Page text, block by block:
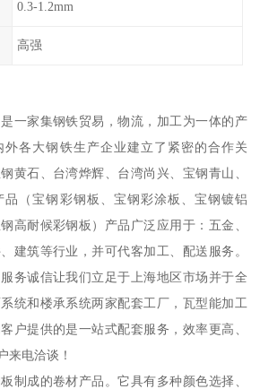
0.3-1.2mm
高强
一家集钢铁贸易，物流，加工为一体的产
外各大钢铁生产企业建立了紧密的合作关
黄石、台湾烨辉、台湾尚兴、宝钢青山、
（宝钢彩钢板、宝钢彩涂板、宝钢镀铝
高耐候彩钢板）产品广泛应用于：五金、
建筑等行业，并可代客加工、配送服务。
务诚信让我们立足于上海地区市场并于全
统和楼承系统两家配套工厂，瓦型能加工
户提供的是一站式配套服务，效率更高、
来电洽谈！
制成的卷材产品。它具有多种颜色选择、